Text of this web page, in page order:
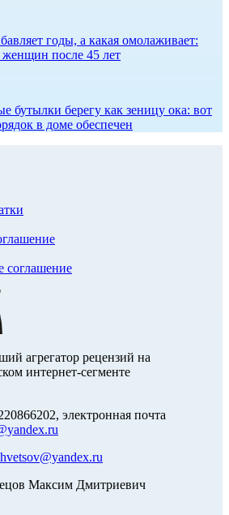
годы, а какая омолаживает:
женщин после 45 лет
бутылки берегу как зеницу ока: вот
в доме обеспечен
соглашение
агрегатор рецензий на
интернет-сегменте
электронная почта
Максим Дмитриевич